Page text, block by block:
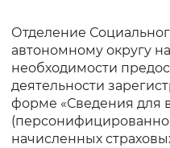
Монохромный
Отделение
автономному округу
необходимости
деятельности
форме «Сведения для
начисленных